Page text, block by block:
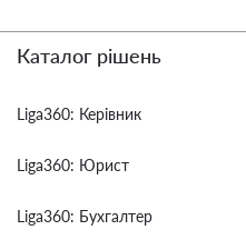
Каталог рішень
Liga360: Керівник
Liga360: Юрист
Liga360: Бухгалтер